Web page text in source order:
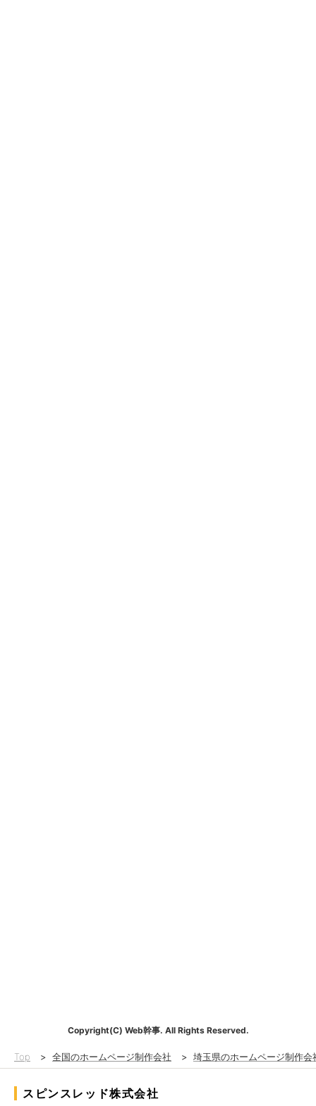
Copyright(C) Web幹事. All Rights Reserved.
Top > 全国のホームページ制作会社 > 埼玉県のホームページ制作会
スピンスレッド株式会社